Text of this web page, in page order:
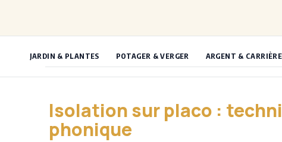
contenu
JARDIN & PLANTES POTAGER & VERGER ARGENT & CARRIÈRE
Isolation sur placo :
phonique